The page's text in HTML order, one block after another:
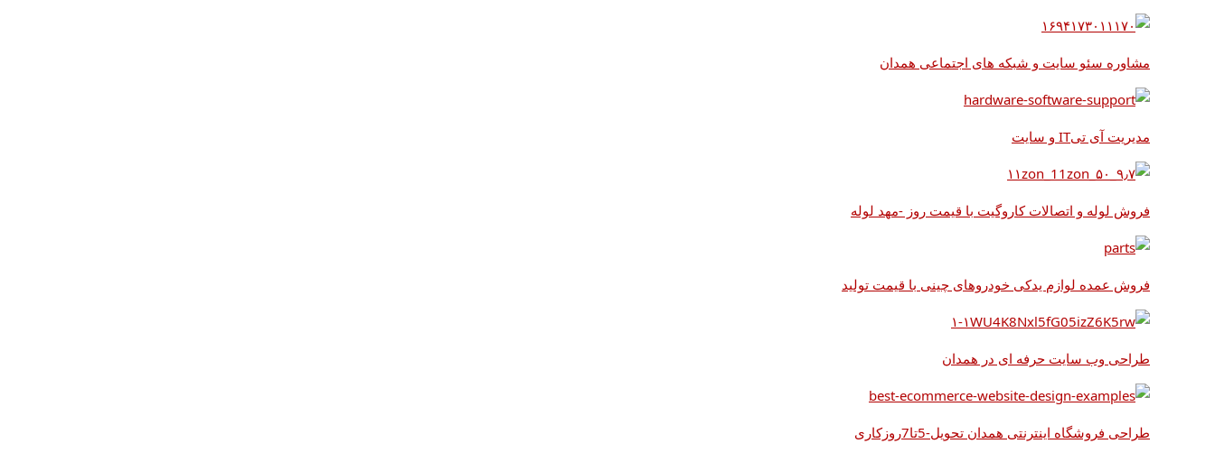
مشاوره سئو سایت و شبکه های اجتماعی همدان
مدیریت آی تیIT و سایت
فروش لوله و اتصالات کاروگیت با قیمت روز -مهد لوله
فروش عمده لوازم یدکی خودروهای چینی با قیمت تولید
طراحی وب سایت حرفه ای در همدان
طراحی فروشگاه اینترنتی همدان تحویل-5تا7روزکاری